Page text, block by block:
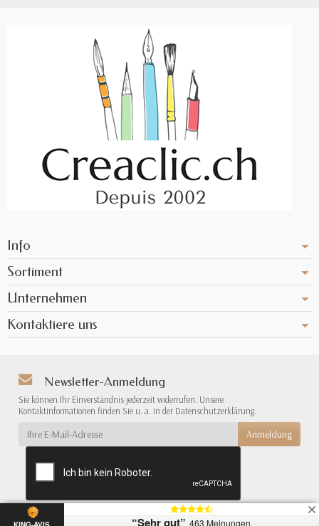
Info
Sortiment
Unternehmen
Kontaktiere uns
Newsletter-Anmeldung
Sie können Ihr Einverständnis jederzeit widerrufen. Unsere
Kontaktinformationen finden Sie u. a. in der Datenschutzerklärung.
“Sehr gut” 463 Meinungen